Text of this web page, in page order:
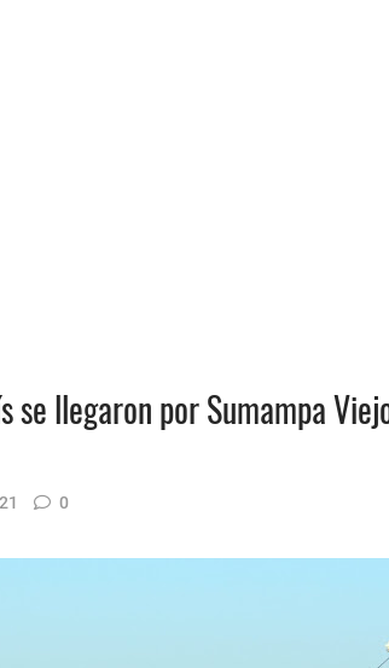
se llegaron por Sumampa
0